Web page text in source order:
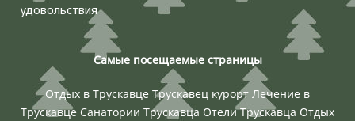
удовольствия
Самые посещаемые страницы
Отдых в Трускавце Трускавец курорт Лечение в
Трускавце Санатории Трускавца Отели Трускавца Отдых